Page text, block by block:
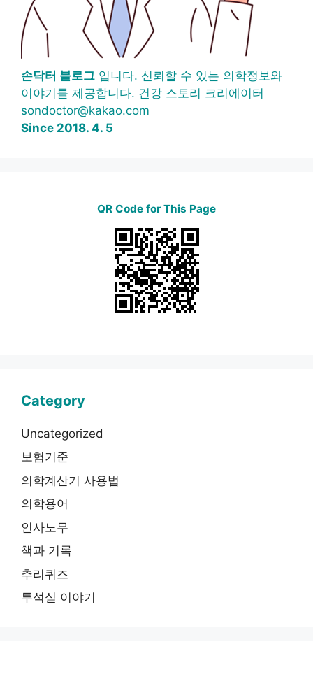
손닥터 블로그 입니다. 신뢰할 수 있는 의학정보와
이야기를 제공합니다. 건강 스토리 크리에이터
sondoctor@kakao.com
Since 2018. 4. 5
QR Code for This Page
Category
Uncategorized
보험기준
의학계산기 사용법
의학용어
인사노무
책과 기록
추리퀴즈
투석실 이야기